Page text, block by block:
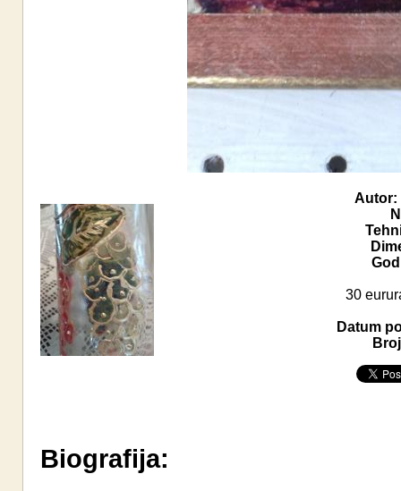
Autor:
30
Datum
Biografija: